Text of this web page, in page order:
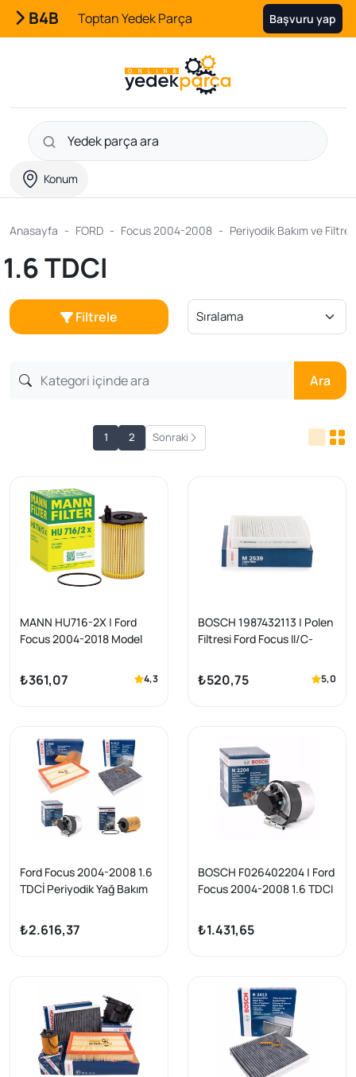
B4B Toptan Yedek Parça Başvuru yap
Konum
Anasayfa FORD Focus 2004-2008 Periyodik Bakım ve Filtre
1.6 TDCI
Filtrele
Ara
1 2 Sonraki
MANN HU716-2X | Ford
Focus 2004-2018 Model
Mann Marka
₺361,07 4,3
BOSCH 1987432113 | Polen
Filtresi Ford Focus II/C-
C30/C70/S40 II/V50/V70 II
₺520,75 5,0
Ford Focus 2004-2008 1.6
TDCİ Periyodik Yağ Bakım
₺2.616,37
BOSCH F026402204 | Ford
Focus 2004-2008 1.6 TDCI
10, Fiesta VI, Volvo
S40/V50/C30/S60/S80/V
₺1.431,65